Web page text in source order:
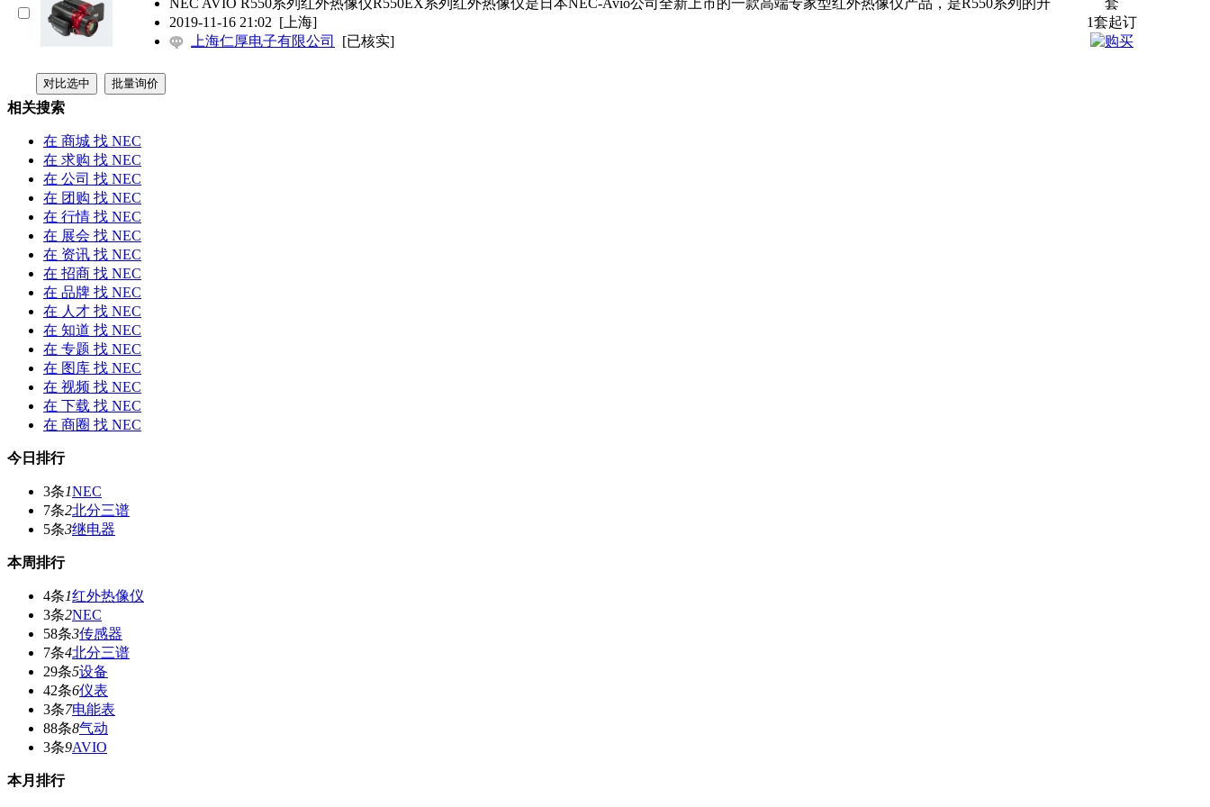
2019-11-16 21:02 [上海]
上海仁厚电子有限公司
[已核实]
1套起订
相关搜索
在 商城 找 NEC
在 求购 找 NEC
在 公司 找 NEC
在 团购 找 NEC
在 行情 找 NEC
在 展会 找 NEC
在 资讯 找 NEC
在 招商 找 NEC
在 品牌 找 NEC
在 人才 找 NEC
在 知道 找 NEC
在 专题 找 NEC
在 图库 找 NEC
在 视频 找 NEC
在 下载 找 NEC
在 商圈 找 NEC
今日排行
3条1NEC
7条2北分三谱
5条3继电器
本周排行
4条1红外热像仪
3条2NEC
58条3传感器
7条4北分三谱
29条5设备
42条6仪表
3条7电能表
88条8气动
3条9AVIO
本月排行